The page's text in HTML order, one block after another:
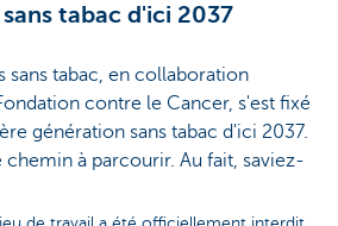
tabac d'ici 2037
sans tabac, en collaboration
contre le Cancer, s'est fixé
génération sans tabac d'ici 2037.
chemin à parcourir. Au fait, saviez-